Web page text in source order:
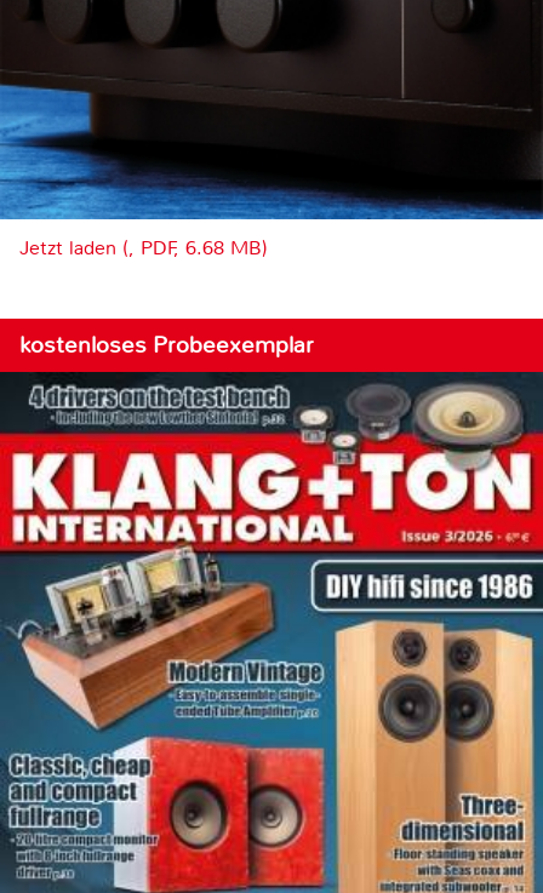
Jetzt laden (, PDF, 6.68 MB)
kostenloses Probeexemplar